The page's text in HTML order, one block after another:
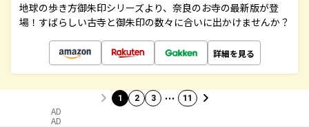
地球の歩き方御朱印シリーズより、奈良のお寺の最新版が登
場！すばらしい古寺と御朱印の数々に合いに出かけませんか？
詳細を見る
1 2 3 … 11
AD
AD